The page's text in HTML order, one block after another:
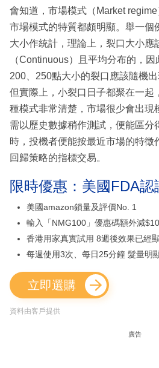
會知道，市場模式（Market
市場模式的特質都頗明顯。舉一個
大小作統計，理論上，裂口大小應
（Continuous）且平均分布的，因
200、250點大小的裂口應該隨機出
但實際上，小裂口日子都聚在一起
種模式非常清楚，市場很少會出現
需以歷史數據稍作測試，便能區分
時，投機者便能按最近市場的特徵
回歸策略的指標交易。
限時優惠：美國FDA
美國amazon鎖量及評價No. 1
輸入「NMG100」優惠碼額外減
香港用家真實試用 8週後效果已經
每週使用3次、每日25分鐘 髮量明
立即選購
資料由客戶提供
廣告